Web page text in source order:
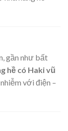
gần như bất
hề có Haki vũ
với điện –